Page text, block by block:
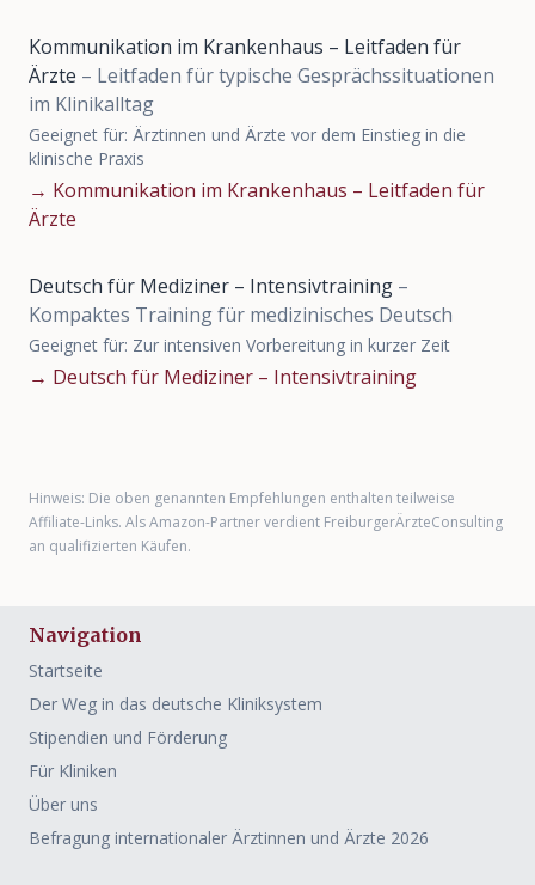
Kommunikation im Krankenhaus – Leitfaden für
Ärzte – Leitfaden für typische Gesprächssituationen
im Klinikalltag
Geeignet für: Ärztinnen und Ärzte vor dem Einstieg in die
klinische Praxis
→ Kommunikation im Krankenhaus – Leitfaden für
Ärzte
Deutsch für Mediziner – Intensivtraining –
Kompaktes Training für medizinisches Deutsch
Geeignet für: Zur intensiven Vorbereitung in kurzer Zeit
→ Deutsch für Mediziner – Intensivtraining
Hinweis: Die oben genannten Empfehlungen enthalten teilweise
Affiliate-Links. Als Amazon-Partner verdient FreiburgerÄrzteConsulting
an qualifizierten Käufen.
Navigation
Startseite
Der Weg in das deutsche Kliniksystem
Stipendien und Förderung
Für Kliniken
Über uns
Befragung internationaler Ärztinnen und Ärzte 2026